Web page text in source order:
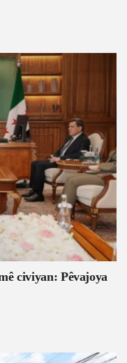
civiyan: Pêvajoya